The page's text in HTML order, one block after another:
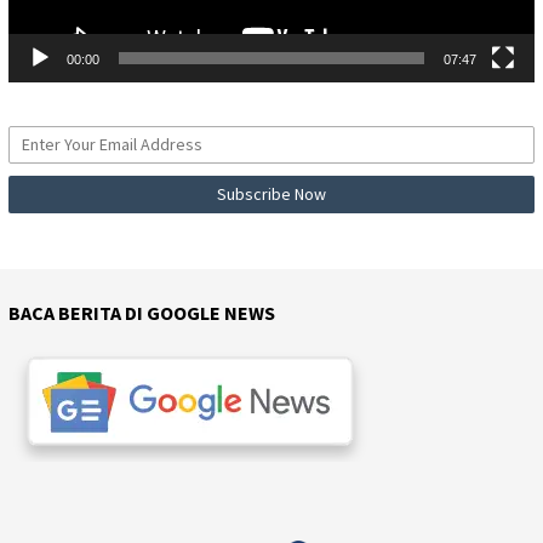
00:00 07:47
BACA BERITA DI GOOGLE NEWS